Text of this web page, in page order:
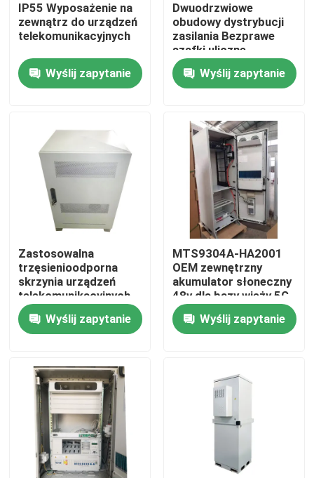
O nas
Łączność
filmy
zewnętrzna szafa telekomunikacyjna
Szafa na sprzęt telekomunikacyjny
Szafka akumulatorów telekomunikacyjnych
Telekomunikacyjne systemy zasilania prądem stałym
Hybrydowy system telekomunikacyjny
Moduł prostownika
IP55 Wyposażenie na
zewnątrz do urządzeń
telekomunikacyjnych
Wyślij zapytanie
Dwuodrzwiowe
obudowy dystrybucji
zasilania Bezprawe
szafki uliczne
telekomunikacyjne
IP55-IP68Wyślij zapytanie
Zastosowalna
trzęsienioodporna
skrzynia urządzeń
telekomunikacyjnych
MTS9302A-HD10A2
Wyślij zapytanie
MTS9304A-HA2001
OEM zewnętrzny
akumulator słoneczny
48v dla bazy wieży 5G
Wyślij zapytanie